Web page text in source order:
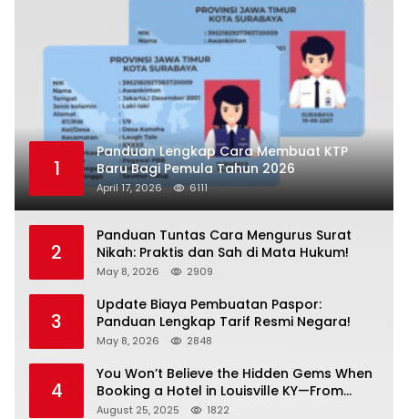
1
Panduan Lengkap Cara Membuat KTP
Baru Bagi Pemula Tahun 2026
April 17, 2026 6111
2
Panduan Tuntas Cara Mengurus Surat
Nikah: Praktis dan Sah di Mata Hukum!
May 8, 2026 2909
3
Update Biaya Pembuatan Paspor:
Panduan Lengkap Tarif Resmi Negara!
May 8, 2026 2848
4
You Won’t Believe the Hidden Gems When
Booking a Hotel in Louisville KY—From
Cheap to Luxe!
August 25, 2025 1822